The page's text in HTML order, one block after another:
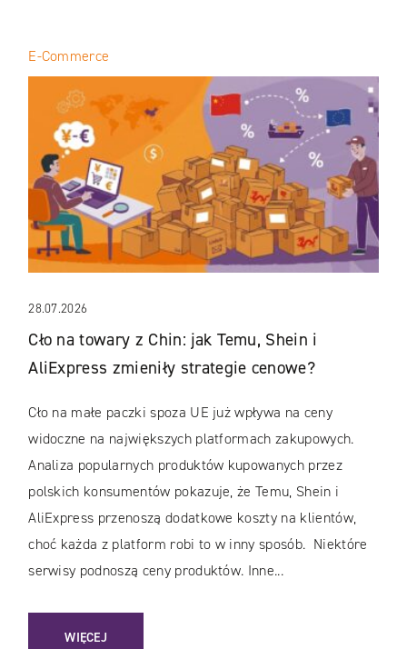
28.07.2026
Cło na towary z Chin: jak Temu, Shein i
AliExpress zmieniły strategie cenowe?
E-Commerce
Cło na małe paczki spoza UE już wpływa na ceny
widoczne na największych platformach zakupowych.
Analiza popularnych produktów kupowanych przez
polskich konsumentów pokazuje, że Temu, Shein i
AliExpress przenoszą dodatkowe koszty na klientów,
choć każda z platform robi to w inny sposób. Niektóre
serwisy podnoszą ceny produktów. Inne...
WIĘCEJ
: CŁO NA TOWARY Z CHIN: JAK TEMU, SHEIN I ALIEXPRESS